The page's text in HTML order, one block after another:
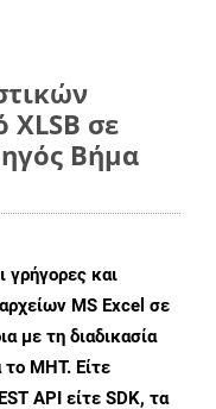
σε
Βήμα
γρήγορες και
MS Excel σε
με τη διαδικασία
MHT. Είτε
API είτε SDK, τα